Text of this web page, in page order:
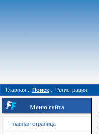
Главная :: Поиск :: Регистрация
Меню сайта
Главная страница